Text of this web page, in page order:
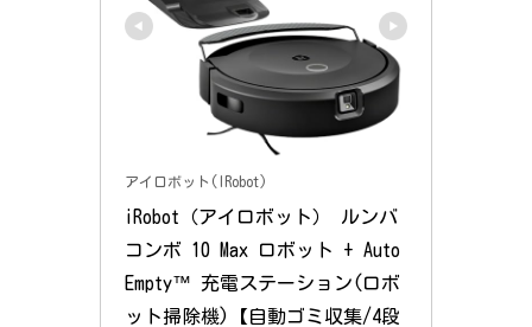
アイロボット(IRobot)
iRobot（アイロボット） ルンバ
コンボ 10 Max ロボット + Auto
Empty™ 充電ステーション(ロボ
ット掃除機)【自動ゴミ収集/4段